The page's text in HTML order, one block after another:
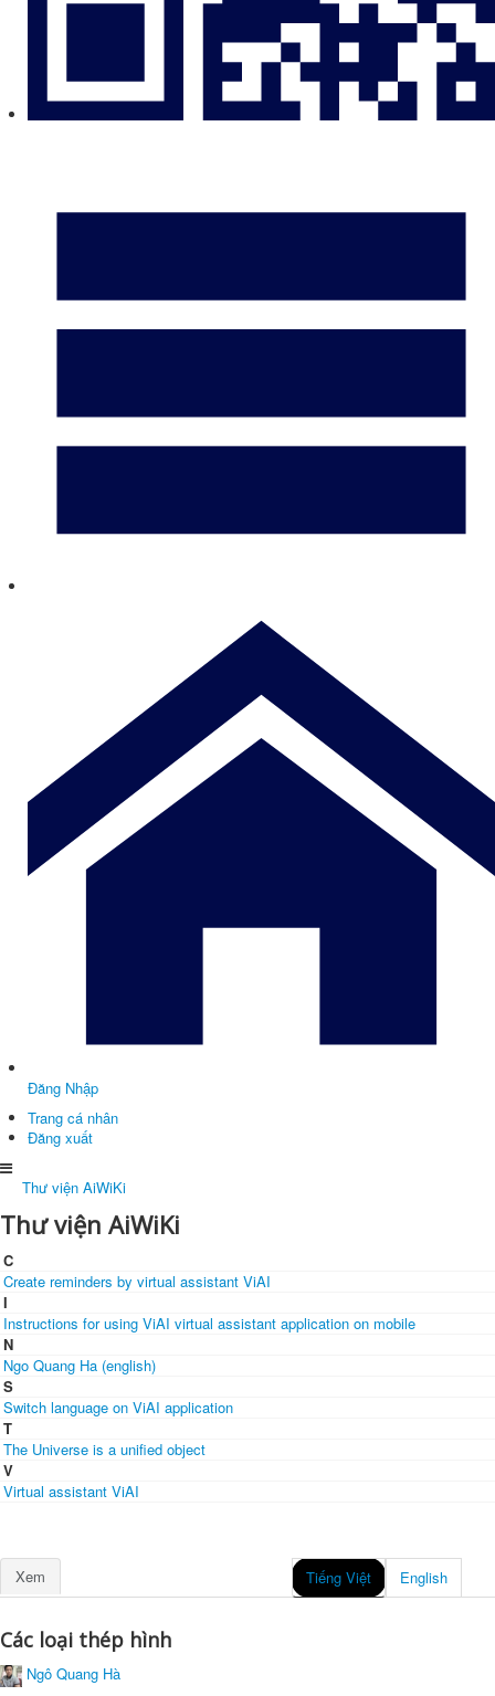
Đăng Nhập
Trang cá nhân
Đăng xuất
Thư viện AiWiKi
Thư viện AiWiKi
C
Create reminders by virtual assistant ViAI
I
Instructions for using ViAI virtual assistant application on mobile
N
Ngo Quang Ha (english)
S
Switch language on ViAI application
T
The Universe is a unified object
V
Virtual assistant ViAI
Xem English
Tiếng Việt
Các loại thép hình
Ngô Quang Hà